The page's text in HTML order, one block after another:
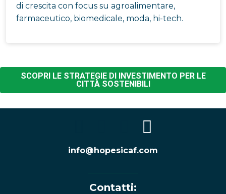
di crescita con focus su agroalimentare,
farmaceutico, biomedicale, moda, hi-tech.
SCOPRI LE STRATEGIE DI INVESTIMENTO PER LE
CITTÀ SOSTENIBILI
info@hopesicaf.com
Contatti: